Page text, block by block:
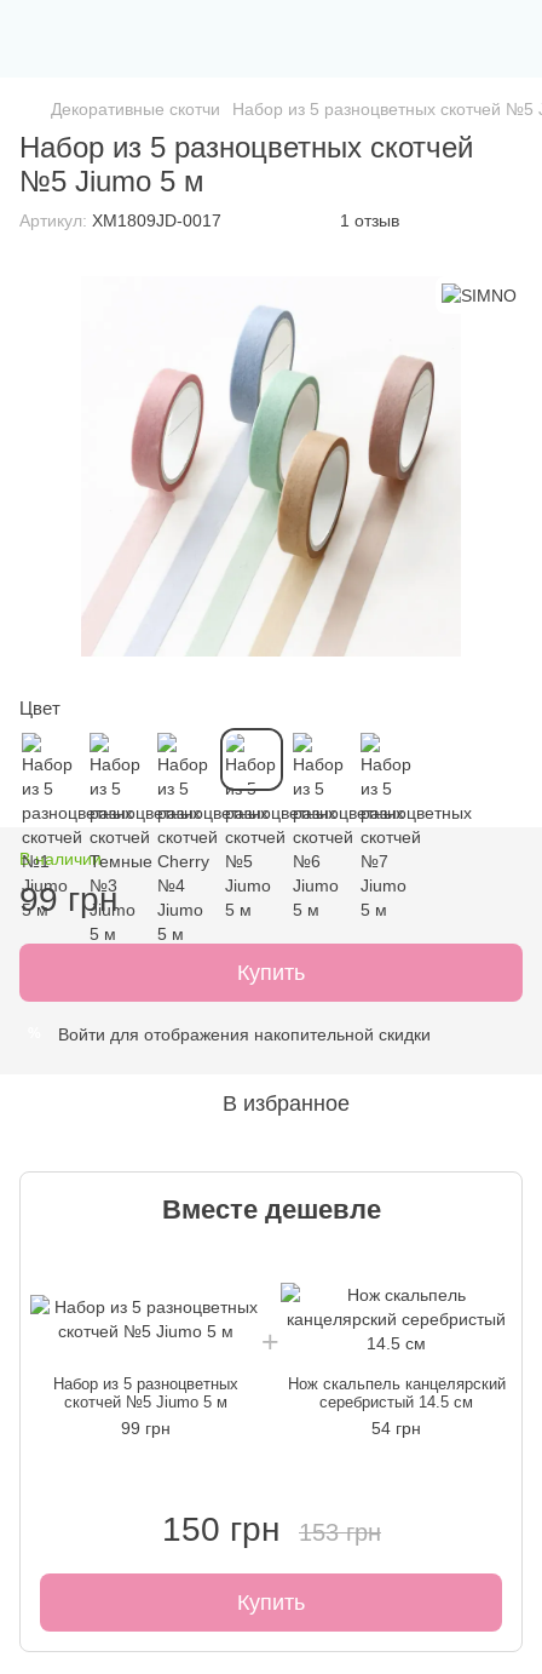
Декоративные скотчи Набор из 5 разноцветных скотчей №5
Набор из 5 разноцветных скотчей
№5 Jiumo 5 м
Артикул: XM1809JD-0017 1 отзыв
Цвет
В наличии
99 грн
Купить
Войти для отображения накопительной скидки
В избранное
Вместе дешевле
Набор из 5 разноцветных
скотчей №5 Jiumo 5 м
99 грн
Нож скальпель канцелярский
серебристый 14.5 см
54 грн
150 грн 153 грн
Купить